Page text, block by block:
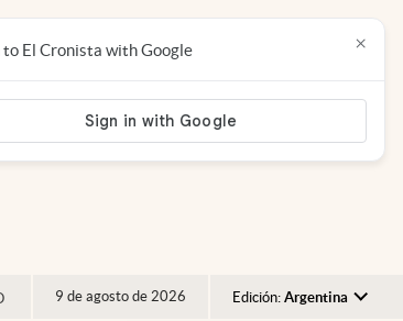
9 de agosto de 2026 Edición: Argentina
to El Cronista with Google ×